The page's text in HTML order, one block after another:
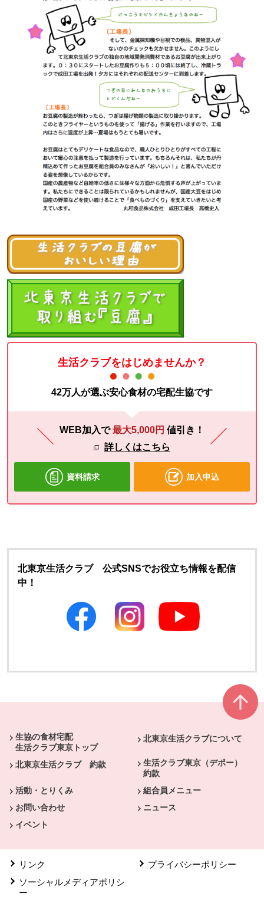
生活クラブをはじめませんか？
42万人が選ぶ安心食材の宅配生協です
WEB加入で最大5,000円 値引き！
詳しくはこちら
資料請求 加入申込
北東京生活クラブ 公式SNSでお役立ち情報を配信
中！
生協の食材宅配
生活クラブ東京トップ
北東京生活クラブについて
北東京生活クラブ 約款
生活クラブ東京（デポー）
約款
活動・とりくみ
組合員メニュー
お問い合わせ
ニュース
イベント
リンク
プライバシーポリシー
ソーシャルメディアポリシ
ー